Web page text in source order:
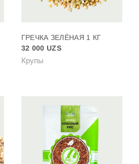
ГРЕЧКА ЗЕЛЁНАЯ 1 КГ
32 000 UZS
Крупы